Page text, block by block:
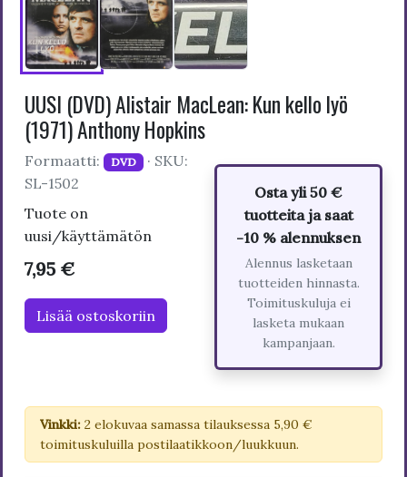
UUSI (DVD) Alistair MacLean: Kun kello lyö
(1971) Anthony Hopkins
Formaatti: DVD · SKU:
SL-1502
Tuote on
uusi/käyttämätön
7,95 €
Lisää ostoskoriin
Osta yli 50 €
tuotteita ja saat
-10 % alennuksen
Alennus lasketaan
tuotteiden hinnasta.
Toimituskuluja ei
lasketa mukaan
kampanjaan.
Vinkki: 2 elokuvaa samassa tilauksessa 5,90 €
toimituskuluilla postilaatikkoon/luukkuun.